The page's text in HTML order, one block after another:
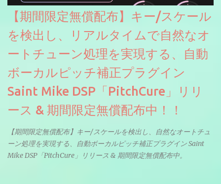
【期間限定無償配布】キー/スケール
を検出し、リアルタイムで自然なオ
ートチューン処理を実現する、自動
ボーカルピッチ補正プラグイン
Saint Mike DSP「PitchCure」リリ
ース & 期間限定無償配布中！！
【期間限定無償配布】キー/スケールを検出し、自然なオートチュ
ーン処理を実現する、自動ボーカルピッチ補正プラグイン Saint
Mike DSP「PitchCure」リリース & 期間限定無償配布中。